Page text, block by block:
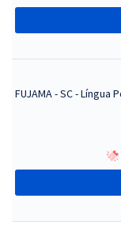
FUJAMA - SC -